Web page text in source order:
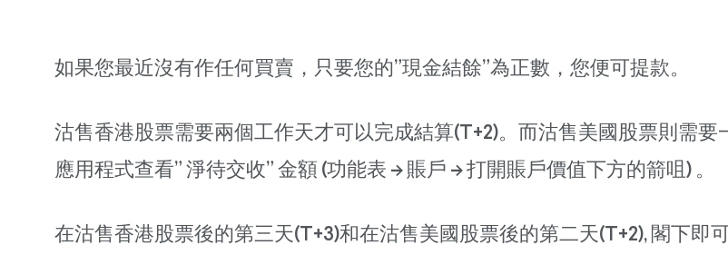
如果您最近沒有作任何買賣，只要您的”現金結餘”為正數，您便可提款。
沽售香港股票需要兩個工作天才可以完成結算(T+2)。而沽售美國股票則需要
應用程式查看” 淨待交收” 金額 (功能表 -> 賬戶 -> 打開賬戶價值下方的箭咀) 。
在沽售香港股票後的第三天(T+3)和在沽售美國股票後的第二天(T+2), 閣下即